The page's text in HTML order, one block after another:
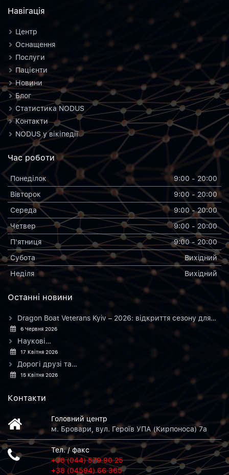
Навiгацiя
Центр
Оснащення
Послуги
Пацієнти
Новини
Блог
Статистика NODUS
Контакти
NODUS у вікіпедії
Час роботи
Понеділок
9:00 - 20:00
Вiвторок
9:00 - 20:00
Середа
9:00 - 20:00
Четвер
9:00 - 20:00
П'ятниця
9:00 - 20:00
Субота
Вихiдний
Неділя
Вихiдний
Останнi новини
Dragon Boat Veterans Kyiv – 2026: відкриття сезону для…
6 Червня 2026
Наукові…
17 Квітня 2026
Дорогі друзі та…
15 Квітня 2026
Контакти
Головний центр
м. Бровари, вул. Героїв УПА (Кирпоноса) 7а
Тел. / факс
+38 (044) 579 90 25
+38 (04594) 66 365